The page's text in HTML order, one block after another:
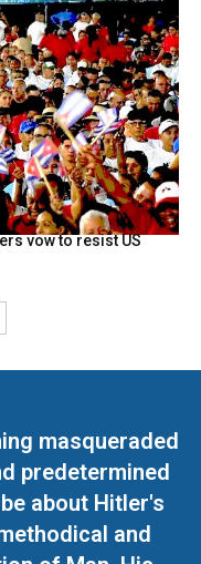
vow to resist US
masqueraded
predetermined
about Hitler's
and